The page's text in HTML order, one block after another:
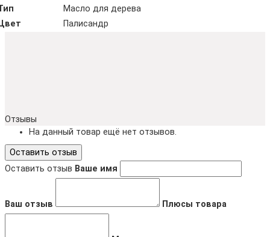
Масло для дерева
Палисандр
Отзывы
На данный товар ещё нет отзывов.
Оставить отзыв
Оставить отзыв Ваше имя
Ваш отзыв Плюсы товара